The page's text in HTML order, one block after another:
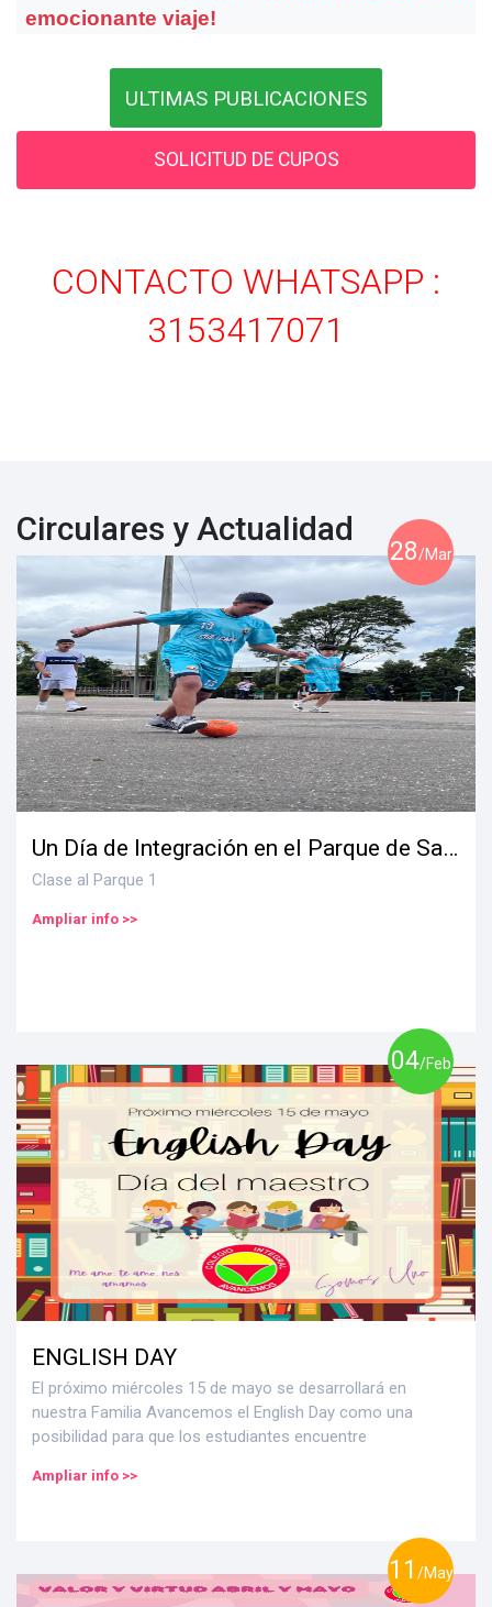
emocionante viaje!
ULTIMAS PUBLICACIONES
SOLICITUD DE CUPOS
CONTACTO WHATSAPP :
3153417071
Circulares y Actualidad
28/Mar
Un Día de Integración en el Parque de San Cristóbal Sur
Clase al Parque 1
Ampliar info >>
04/Feb
ENGLISH DAY
El próximo miércoles 15 de mayo se desarrollará en
nuestra Familia Avancemos el English Day como una
posibilidad para que los estudiantes encuentre
Ampliar info >>
11 /May